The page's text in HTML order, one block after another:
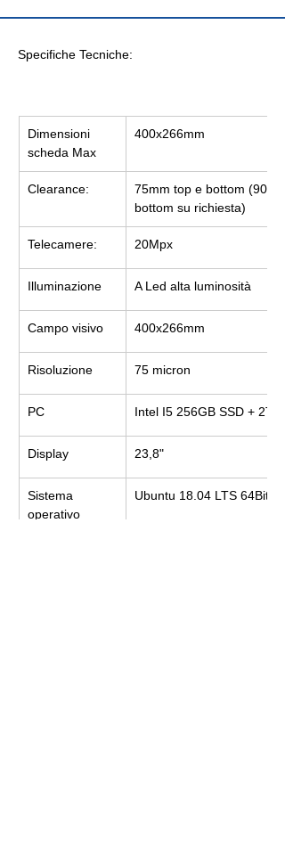
Specifiche Tecniche:
Dimensioni
scheda Max
400x266mm
Clearance:
75mm top e bottom
bottom su richiesta)
Telecamere: 20Mpx
Illuminazione A Led alta luminosità
Campo visivo 400x266mm
Risoluzione 75 micron
PC Intel I5 256GB SSD + 2T
Display 23,8"
Sistema
operativo
Ubuntu 18.04 LTS 64Bit